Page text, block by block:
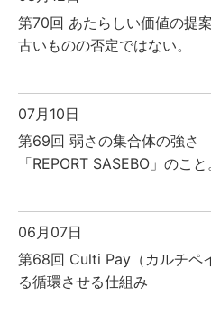
第70回 あたらしい価値の提案
古いものの否定ではない。
07月10日
第69回 弱さの集合体の強さ
「REPORT SASEBO」のこと
06月07日
第68回 Culti Pay（カルチペ
る循環させる仕組み